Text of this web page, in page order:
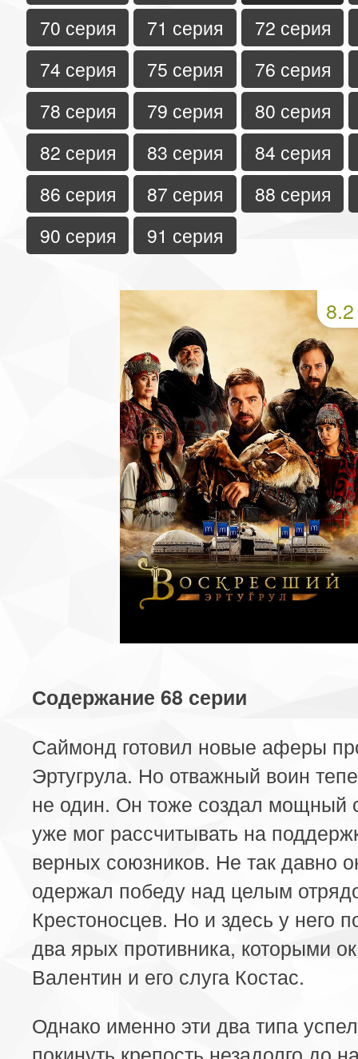
70 серия
71 серия
72 серия
74 серия
75 серия
76 серия
78 серия
79 серия
80 серия
82 серия
83 серия
84 серия
86 серия
87 серия
88 серия
90 серия
91 серия
8.2
Содержание 68 серии
Саймонд готовил новые аферы
Эртугрула. Но отважный воин
не один. Он тоже создал мощный
уже мог рассчитывать на
верных союзников. Не так давно
одержал победу над целым
Крестоносцев. Но и здесь у него
два ярых противника, которыми
Валентин и его слуга Костас.
Однако именно эти два типа
покинуть крепость незадолго до